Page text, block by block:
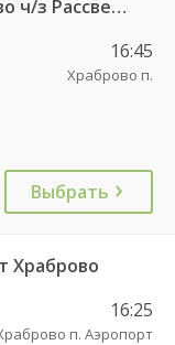
145 Калининград АВ — п. Храброво ч/з Рассвет п. , Храброво п.
16:45
Храброво п.
Выбрать
Храброво
16:25
п. Аэропорт